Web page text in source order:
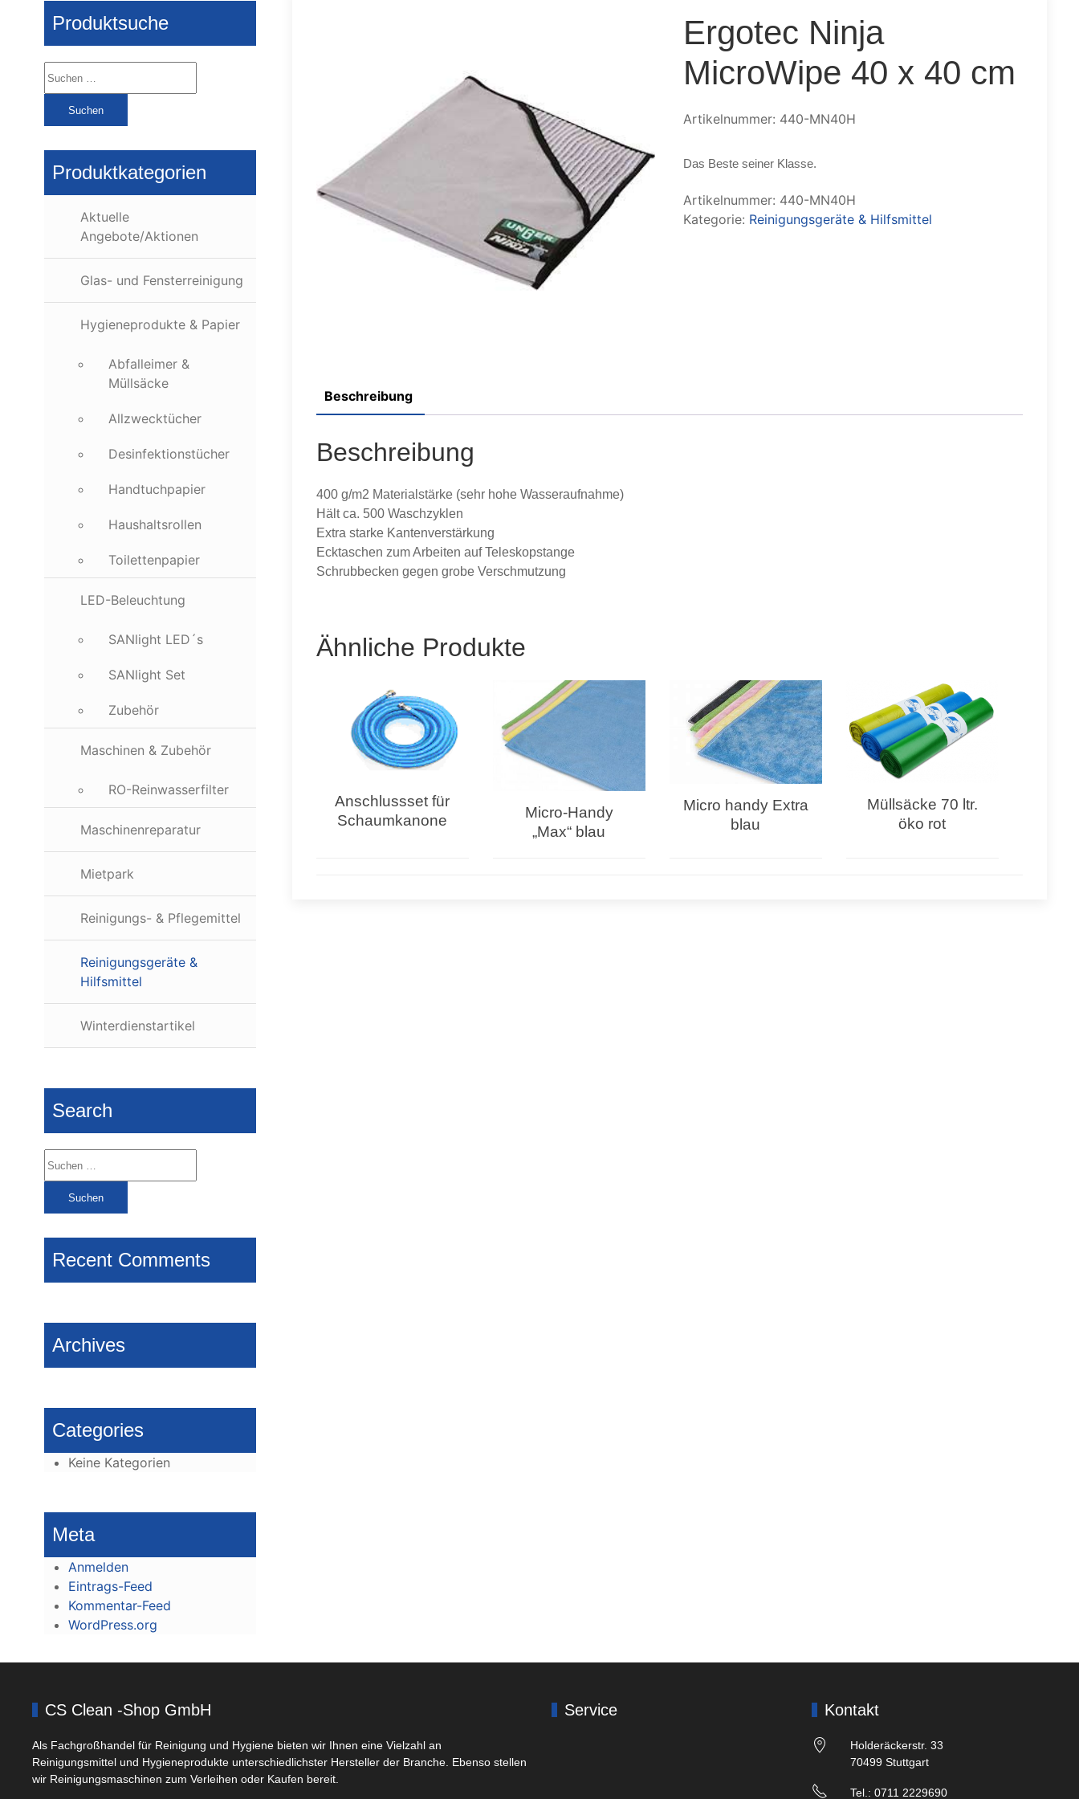
Produktsuche
Suchen
nach:
Produktkategorien
Aktuelle
Angebote/Aktionen
Glas- und Fensterreinigung
Hygieneprodukte & Papier
Abfalleimer &
Müllsäcke
Allzwecktücher
Desinfektionstücher
Handtuchpapier
Haushaltsrollen
Toilettenpapier
LED-Beleuchtung
SANlight LED´s
SANlight Set
Zubehör
Maschinen & Zubehör
RO-Reinwasserfilter
Maschinenreparatur
Mietpark
Reinigungs- & Pflegemittel
Reinigungsgeräte &
Hilfsmittel
Winterdienstartikel
Search
Suchen
nach:
Recent Comments
Archives
Categories
Keine Kategorien
Meta
Anmelden
Eintrags-Feed
Kommentar-Feed
WordPress.org
Ergotec Ninja
MicroWipe 40 x 40 cm
Artikelnummer: 440-MN40H
Das Beste seiner Klasse.
Artikelnummer: 440-MN40H
Kategorie: Reinigungsgeräte & Hilfsmittel
Beschreibung
Beschreibung
400 g/m2 Materialstärke (sehr hohe Wasseraufnahme)
Hält ca. 500 Waschzyklen
Extra starke Kantenverstärkung
Ecktaschen zum Arbeiten auf Teleskopstange
Schrubbecken gegen grobe Verschmutzung
Ähnliche Produkte
Anschlussset für
Schaumkanone
Micro-Handy
„Max“ blau
Micro handy Extra
blau
Müllsäcke 70 ltr.
öko rot
CS Clean -Shop GmbH
Als Fachgroßhandel für Reinigung und Hygiene bieten wir Ihnen eine Vielzahl an
Reinigungsmittel und Hygieneprodukte unterschiedlichster Hersteller der Branche. Ebenso stellen
wir Reinigungsmaschinen zum Verleihen oder Kaufen bereit.
Service Kontakt
Holderäckerstr. 33
70499 Stuttgart
Tel.: 0711 2229690